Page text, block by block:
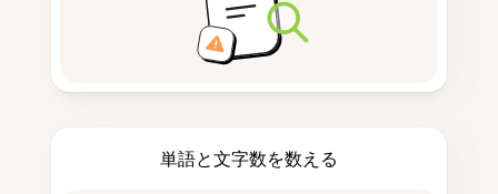
単語と文字数を数える